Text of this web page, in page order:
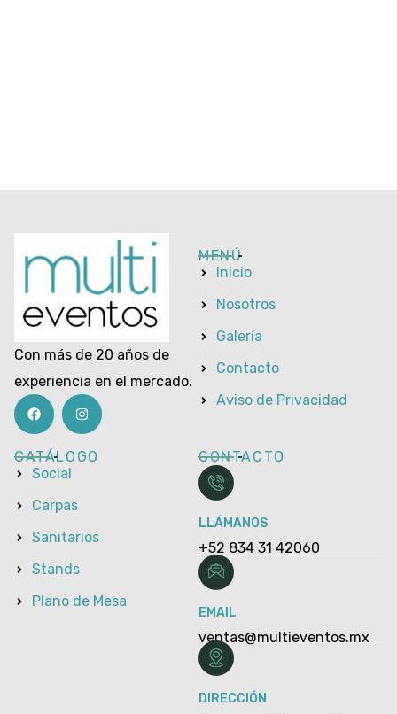
Con más de 20 años de
experiencia en el mercado.
MENÚ
Inicio
Nosotros
Galería
Contacto
Aviso de Privacidad
CATÁLOGO
Social
Carpas
Sanitarios
Stands
Plano de Mesa
CONTACTO
LLÁMANOS
+52 834 31 42060
EMAIL
ventas@multieventos.mx
DIRECCIÓN